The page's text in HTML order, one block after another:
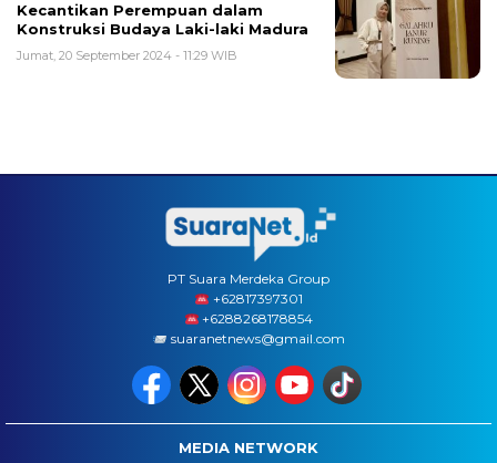
Kecantikan Perempuan dalam
Konstruksi Budaya Laki-laki Madura
Jumat, 20 September 2024 - 11:29 WIB
PT Suara Merdeka Group
‪+62817397301
+6288268178854
suaranetnews@gmail.com
MEDIA NETWORK